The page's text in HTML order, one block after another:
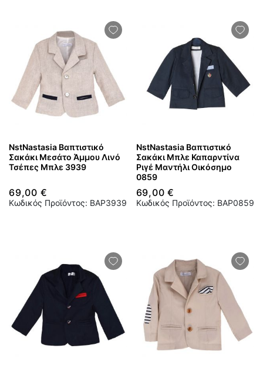
NstNastasia Βαπτιστικό
Σακάκι Μεσάτο Άμμου Λινό
Τσέπες Μπλε 3939
69,00 €
Κωδικός Προϊόντος: BAP3939
NstNastasia Βαπτιστικό
Σακάκι Μπλε Καπαρντίνα
Ριγέ Μαντήλι Οικόσημο
0859
69,00 €
Κωδικός Προϊόντος: BAP0859